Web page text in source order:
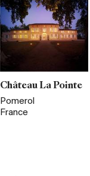
Château La Pointe
Pomerol
France